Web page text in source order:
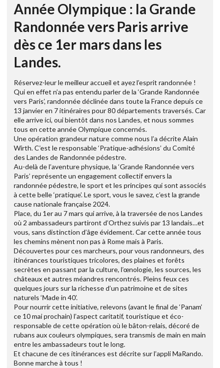
Année Olympique : la Grande
Randonnée vers Paris arrive
dès ce 1er mars dans les
Landes.
Réservez-leur le meilleur accueil et ayez l’esprit randonnée !
Qui en effet n’a pas entendu parler de la ‘Grande Randonnée
vers Paris’, randonnée déclinée dans toute la France depuis ce
13 janvier en 7 itinéraires pour 80 départements traversés. Car
elle arrive ici, oui bientôt dans nos Landes, et nous sommes
tous en cette année Olympique concernés.
Une opération grandeur nature comme nous l’a décrite Alain
Wirth. C’est le responsable ‘Pratique-adhésions’ du Comité
des Landes de Randonnée pédestre.
Au-delà de l’aventure physique, la ‘Grande Randonnée vers
Paris’ représente un engagement collectif envers la
randonnée pédestre, le sport et les principes qui sont associés
à cette belle ‘pratique’. Le sport, vous le savez, c’est la grande
cause nationale française 2024.
Place, du 1er au 7 mars qui arrive, à la traversée de nos Landes
où 2 ambassadeurs partiront d’Orthez suivis par 13 landais…et
vous, sans distinction d’âge évidement. Car cette année tous
les chemins mènent non pas à Rome mais à Paris.
Découvertes pour ces marcheurs, pour vous randonneurs, des
itinérances touristiques tricolores, des plaines et forêts
secrètes en passant par la culture, l’œnologie, les sources, les
châteaux et autres méandres rencontrés. Pleins feux ces
quelques jours sur la richesse d’un patrimoine et de sites
naturels ‘Made in 40’.
Pour nourrir cette initiative, relevons (avant le final de ‘Panam’
ce 10 mai prochain) l’aspect caritatif, touristique et éco-
responsable de cette opération où le bâton-relais, décoré de
rubans aux couleurs olympiques, sera transmis de main en main
entre les ambassadeurs tout le long.
Et chacune de ces itinérances est décrite sur l’appli MaRando.
Bonne marche à tous !